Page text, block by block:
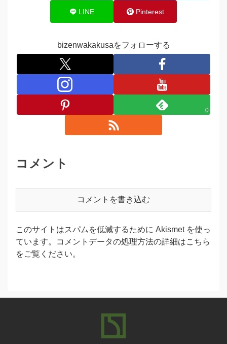
LINE Pinterest
bizenwakakusaをフォローする
0
コメント
コメントを書き込む
このサイトはスパムを低減するために Akismet を使っ
ています。
コメントデータの処理方法の詳細はこちら
をご覧ください。